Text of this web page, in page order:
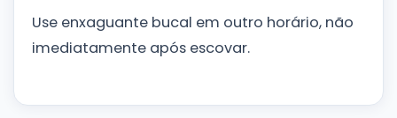
Use enxaguante bucal em outro horário, não
imediatamente após escovar.